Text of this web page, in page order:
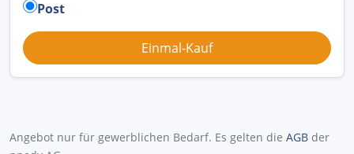
Post
Angebot nur für gewerblichen Bedarf. Es gelten die AGB der